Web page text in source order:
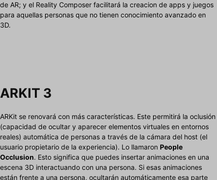
de AR; y el Reality Composer facilitará la creacion de apps y juegos
para aquellas personas que no tienen conocimiento avanzado en
3D.
ARKIT 3
ARKit se renovará con más características. Este permitirá la oclusión
(capacidad de ocultar y aparecer elementos virtuales en entornos
reales) automática de personas a través de la cámara del host (el
usuario propietario de la experiencia). Lo llamaron People
Occlusion. Esto significa que puedes insertar animaciones en una
escena 3D interactuando con una persona. Si esas animaciones
están frente a una persona, ocultarán automáticamente esa parte